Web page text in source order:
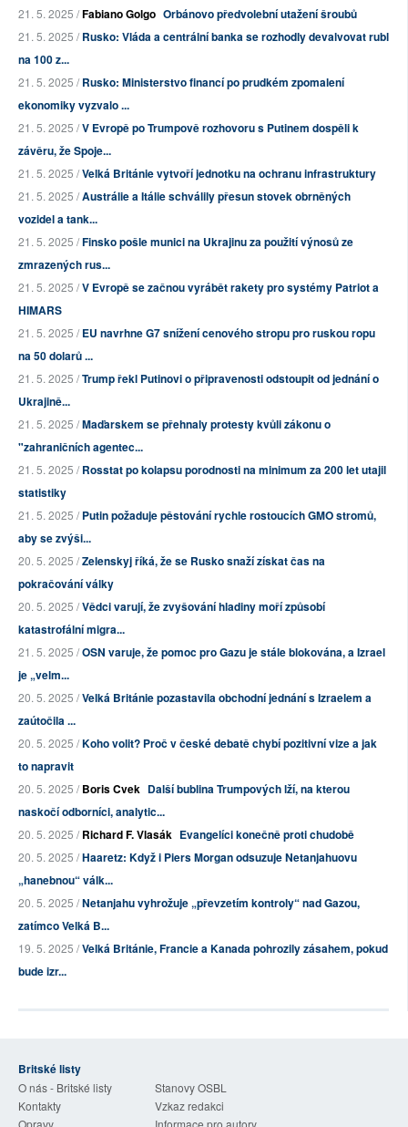
21. 5. 2025 /Fabiano Golgo Orbánovo předvolební utažení šroubů
21. 5. 2025 /Rusko: Vláda a centrální banka se rozhodly devalvovat rubl
na 100 z...
21. 5. 2025 /Rusko: Ministerstvo financí po prudkém zpomalení
ekonomiky vyzvalo ...
21. 5. 2025 /V Evropě po Trumpově rozhovoru s Putinem dospěli k
závěru, že Spoje...
21. 5. 2025 /Velká Británie vytvoří jednotku na ochranu infrastruktury
21. 5. 2025 /Austrálie a Itálie schválily přesun stovek obrněných
vozidel a tank...
21. 5. 2025 /Finsko pošle munici na Ukrajinu za použití výnosů ze
zmrazených rus...
21. 5. 2025 /V Evropě se začnou vyrábět rakety pro systémy Patriot a
HIMARS
21. 5. 2025 /EU navrhne G7 snížení cenového stropu pro ruskou ropu
na 50 dolarů ...
21. 5. 2025 /Trump řekl Putinovi o připravenosti odstoupit od jednání o
Ukrajině...
21. 5. 2025 /Maďarskem se přehnaly protesty kvůli zákonu o
"zahraničních agentec...
21. 5. 2025 /Rosstat po kolapsu porodnosti na minimum za 200 let utajil
statistiky
21. 5. 2025 /Putin požaduje pěstování rychle rostoucích GMO stromů,
aby se zvýši...
20. 5. 2025 /Zelenskyj říká, že se Rusko snaží získat čas na
pokračování války
20. 5. 2025 /Vědci varují, že zvyšování hladiny moří způsobí
katastrofální migra...
21. 5. 2025 /OSN varuje, že pomoc pro Gazu je stále blokována, a Izrael
je „velm...
20. 5. 2025 /Velká Británie pozastavila obchodní jednání s Izraelem a
zaútočila ...
20. 5. 2025 /Koho volit? Proč v české debatě chybí pozitivní vize a jak
to napravit
20. 5. 2025 /Boris Cvek Další bublina Trumpových lží, na kterou
naskočí odborníci, analytic...
20. 5. 2025 /Richard F. Vlasák Evangelíci konečně proti chudobě
20. 5. 2025 /Haaretz: Když i Piers Morgan odsuzuje Netanjahuovu
„hanebnou“ válk...
20. 5. 2025 /Netanjahu vyhrožuje „převzetím kontroly“ nad Gazou,
zatímco Velká B...
19. 5. 2025 /Velká Británie, Francie a Kanada pohrozily zásahem, pokud
bude izr...
Britské listy
O nás - Britské listy
Stanovy OSBL
Kontakty
Vzkaz redakci
Opravy
Informace pro autory